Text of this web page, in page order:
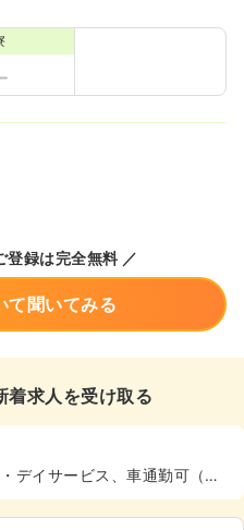
登録は完全無料 ／
て聞いてみる
着求人を受け取る
デイサービス、車通勤可（駐